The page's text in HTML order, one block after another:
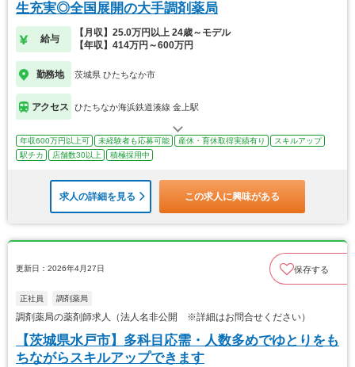
生充実◎全国展開の大手調剤薬局
給与
【月収】25.0万円以上 24歳～モデル
【年収】414万円～600万円
勤務地 茨城県 ひたちなか市
アクセス ひたちなか海浜鉄道湊線 金上駅
年収600万円以上可 未経験者も応募可能 産休・育休取得実績有り
スキルアップ
駅チカ
店舗数30以上 積極採用中
求人の詳細を見る この求人に興味がある
更新日：2026年4月27日 保存する
正社員 調剤薬局
調剤薬局の薬剤師求人（法人名非公開 ※詳細はお問合せください）
【茨城県水戸市】多科目応需・人数多めでゆとりをも
ちながらスキルアップできます